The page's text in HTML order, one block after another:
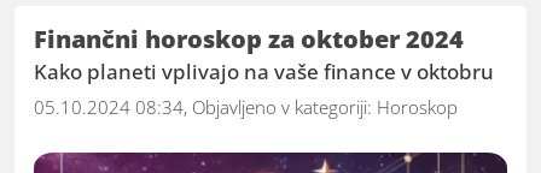
Finančni horoskop za oktober 2024
Kako planeti vplivajo na vaše finance v oktobru
05.10.2024 08:34, Objavljeno v kategoriji: Horoskop